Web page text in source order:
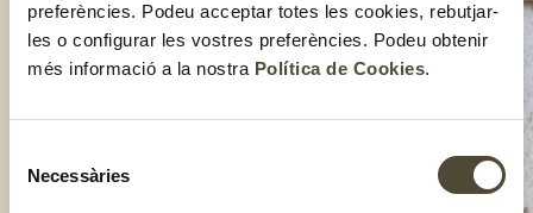
preferències. Podeu acceptar totes les cookies, rebutjar-
les o configurar les vostres preferències. Podeu obtenir
més informació a la nostra Política de Cookies.
Necessàries